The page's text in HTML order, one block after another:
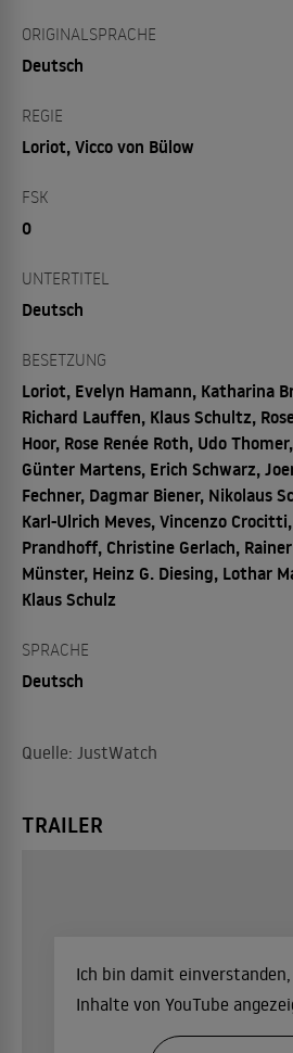
ORIGINALSPRACHE
Deutsch
REGIE
Loriot, Vicco von Bülow
FSK
0
UNTERTITEL
Deutsch
BESETZUNG
Loriot, Evelyn Hamann, Katharina
Richard Lauffen, Klaus Schultz,
Hoor, Rose Renée Roth, Udo
Günter Martens, Erich Schwarz,
Fechner, Dagmar Biener, Nikolaus
Karl-Ulrich Meves, Vincenzo
Prandhoff, Christine Gerlach,
Münster, Heinz G. Diesing, Lothar
Klaus Schulz
SPRACHE
Deutsch
Quelle: JustWatch
TRAILER
Ich bin damit
Inhalte von YouTube